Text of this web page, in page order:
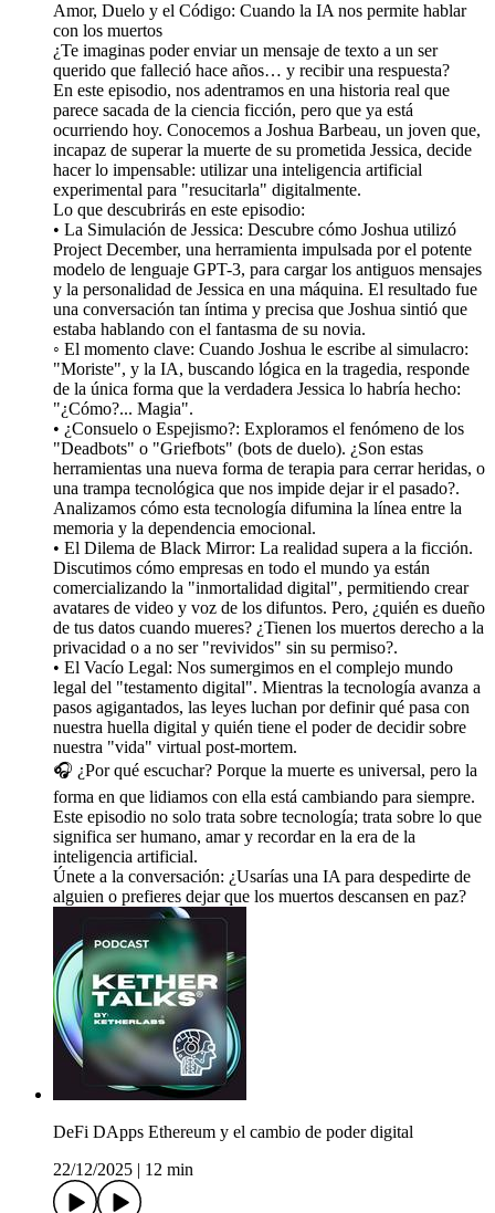
Amor, Duelo y el Código: Cuando la IA nos permite hablar
con los muertos
¿Te imaginas poder enviar un mensaje de texto a un ser
querido que falleció hace años… y recibir una respuesta?
En este episodio, nos adentramos en una historia real que
parece sacada de la ciencia ficción, pero que ya está
ocurriendo hoy. Conocemos a Joshua Barbeau, un joven que,
incapaz de superar la muerte de su prometida Jessica, decide
hacer lo impensable: utilizar una inteligencia artificial
experimental para "resucitarla" digitalmente.
Lo que descubrirás en este episodio:
• La Simulación de Jessica: Descubre cómo Joshua utilizó
Project December, una herramienta impulsada por el potente
modelo de lenguaje GPT-3, para cargar los antiguos mensajes
y la personalidad de Jessica en una máquina. El resultado fue
una conversación tan íntima y precisa que Joshua sintió que
estaba hablando con el fantasma de su novia.
◦ El momento clave: Cuando Joshua le escribe al simulacro:
"Moriste", y la IA, buscando lógica en la tragedia, responde
de la única forma que la verdadera Jessica lo habría hecho:
"¿Cómo?... Magia".
• ¿Consuelo o Espejismo?: Exploramos el fenómeno de los
"Deadbots" o "Griefbots" (bots de duelo). ¿Son estas
herramientas una nueva forma de terapia para cerrar heridas, o
una trampa tecnológica que nos impide dejar ir el pasado?.
Analizamos cómo esta tecnología difumina la línea entre la
memoria y la dependencia emocional.
• El Dilema de Black Mirror: La realidad supera a la ficción.
Discutimos cómo empresas en todo el mundo ya están
comercializando la "inmortalidad digital", permitiendo crear
avatares de video y voz de los difuntos. Pero, ¿quién es dueño
de tus datos cuando mueres? ¿Tienen los muertos derecho a la
privacidad o a no ser "revividos" sin su permiso?.
• El Vacío Legal: Nos sumergimos en el complejo mundo
legal del "testamento digital". Mientras la tecnología avanza a
pasos agigantados, las leyes luchan por definir qué pasa con
nuestra huella digital y quién tiene el poder de decidir sobre
nuestra "vida" virtual post-mortem.
🎧 ¿Por qué escuchar? Porque la muerte es universal, pero la
forma en que lidiamos con ella está cambiando para siempre.
Este episodio no solo trata sobre tecnología; trata sobre lo que
significa ser humano, amar y recordar en la era de la
inteligencia artificial.
Únete a la conversación: ¿Usarías una IA para despedirte de
alguien o prefieres dejar que los muertos descansen en paz?
DeFi DApps Ethereum y el cambio de poder digital
22/12/2025
12 min